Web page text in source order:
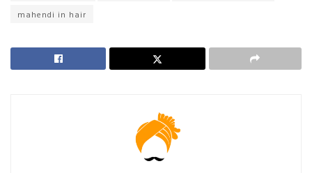
mahendi in hair